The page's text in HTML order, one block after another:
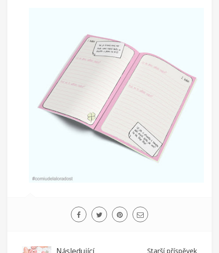
Starší příspěvek